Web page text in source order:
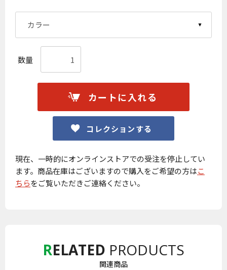
数量
カートに入れる
コレクションする
現在、一時的にオンラインストアでの受注を停止してい
ます。商品在庫はございますので購入をご希望の方はこ
ちらをご覧いただきご連絡ください。
RELATED PRODUCTS
関連商品